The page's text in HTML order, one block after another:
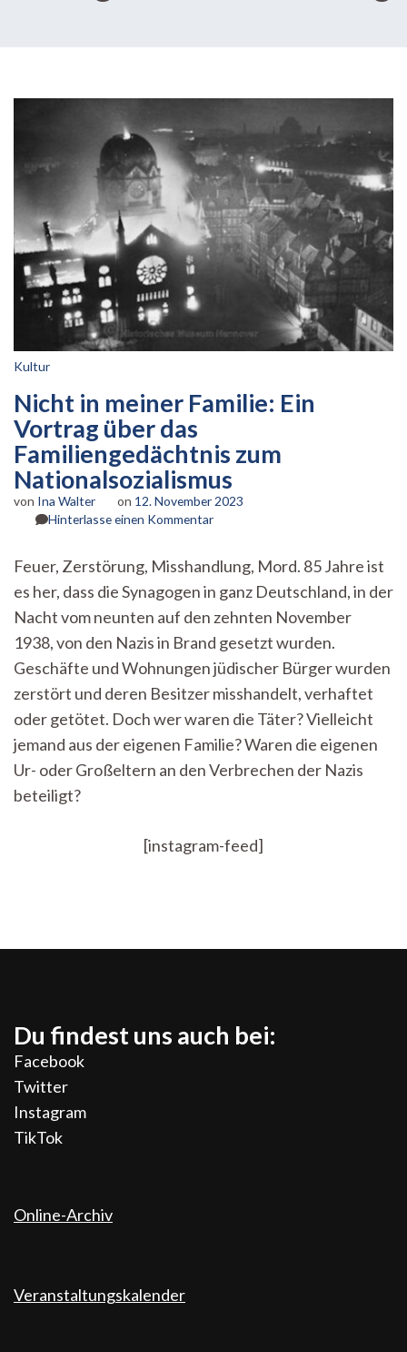
Kultur
Nicht in meiner Familie: Ein
Vortrag über das
Familiengedächtnis zum
Nationalsozialismus
von Ina Walter on 12. November 2023
Hinterlasse einen Kommentarzu
meiner
Familie:
Vortrag
über
das
Familiengedächtnis
zum
Nationalsozialismus
Feuer, Zerstörung, Misshandlung, Mord. 85 Jahre ist
es her, dass die Synagogen in ganz Deutschland, in der
Nacht vom neunten auf den zehnten November
1938, von den Nazis in Brand gesetzt wurden.
Geschäfte und Wohnungen jüdischer Bürger wurden
zerstört und deren Besitzer misshandelt, verhaftet
oder getötet. Doch wer waren die Täter? Vielleicht
jemand aus der eigenen Familie? Waren die eigenen
Ur- oder Großeltern an den Verbrechen der Nazis
beteiligt?
[instagram-feed]
Du findest uns auch bei:
Facebook
Twitter
Instagram
TikTok
Online-Archiv
Veranstaltungskalender